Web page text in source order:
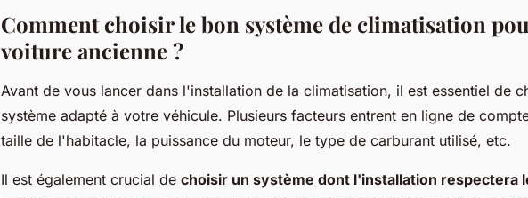
Comment choisir le bon système de climatisation
voiture ancienne ?
Avant de vous lancer dans l'installation de la climatisation, il est essentiel de
système adapté à votre véhicule. Plusieurs facteurs entrent en ligne de
taille de l'habitacle, la puissance du moteur, le type de carburant utilisé, etc.
Il est également crucial de choisir un système dont l'installation respectera